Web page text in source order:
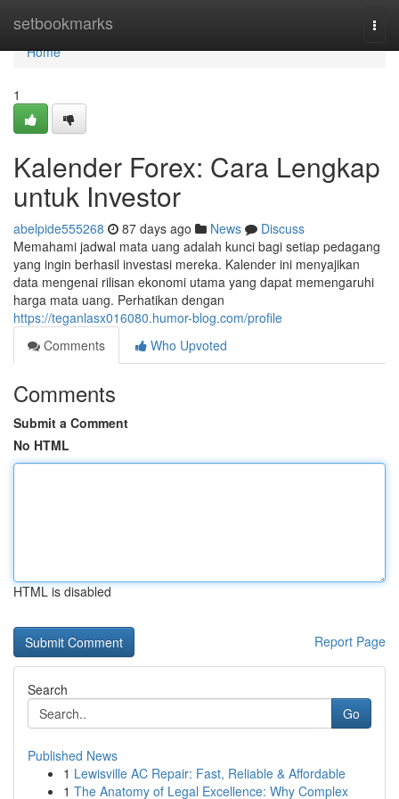
setbookmarks
Home
Home
1
Kalender Forex: Cara Lengkap
untuk Investor
abelpide555268 87 days ago News
Discuss
Memahami jadwal mata uang adalah kunci bagi setiap pedagang
yang ingin berhasil investasi mereka. Kalender ini menyajikan
data mengenai rilisan ekonomi utama yang dapat memengaruhi
harga mata uang. Perhatikan dengan
https://teganlasx016080.humor-blog.com/profile
Comments
Who Upvoted
Comments
Submit a Comment
No HTML
HTML is disabled
Report Page
Search
Go
Published News
1 Lewisville AC Repair: Fast, Reliable & Affordable
1 The Anatomy of Legal Excellence: Why Complex